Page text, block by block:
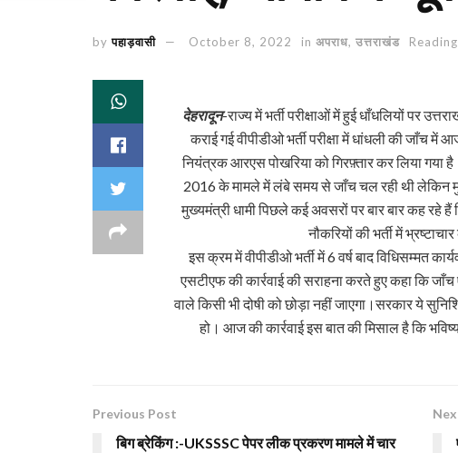
by पहाड़वासी October 8, 2022 in अपराध, उत्तराखंड
देहरादून-राज्य में भर्ती परीक्षाओं में हुई धाँधलियों पर
कराई गई वीपीडीओ भर्ती परीक्षा में धांधली की जाँच में
नियंत्रक आरएस पोखरिया को गिरफ़्तार कर लिया गया
2016 के मामले में लंबे समय से जाँच चल रही थी लेकिन
मुख्यमंत्री धामी पिछले कई अवसरों पर बार बार कह रहे
नौकरियों की भर्ती में
इस क्रम में वीपीडीओ भर्ती में 6 वर्ष बाद विधिसम्मत
एसटीएफ की कार्रवाई की सराहना करते हुए कहा कि
वाले किसी भी दोषी को छोड़ा नहीं जाएगा।सरकार ये
हो। आज की कार्रवाई इस बात की मिसाल है कि
Previous Post
बिग ब्रेकिंग :-UKSSSC पेपर लीक प्रकरण मामले में चार